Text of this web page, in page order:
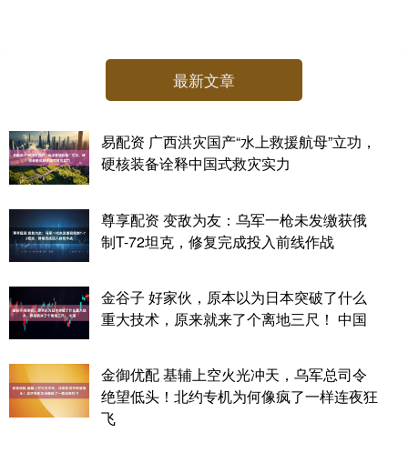
最新文章
易配资 广西洪灾国产“水上救援航母”立功，
硬核装备诠释中国式救灾实力
尊享配资 变敌为友：乌军一枪未发缴获俄
制T-72坦克，修复完成投入前线作战
金谷子 好家伙，原本以为日本突破了什么
重大技术，原来就来了个离地三尺！ 中国
金御优配 基辅上空火光冲天，乌军总司令
绝望低头！北约专机为何像疯了一样连夜狂
飞